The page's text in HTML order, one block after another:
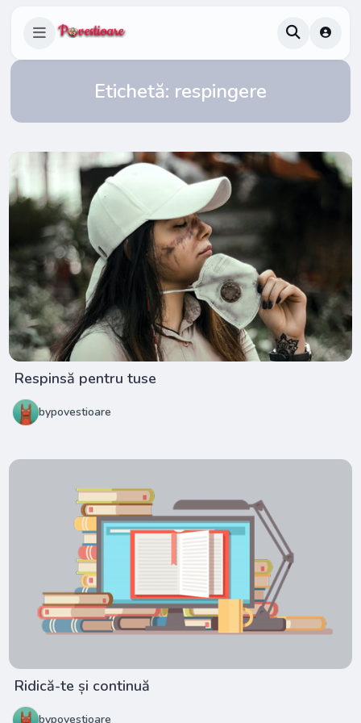
Etichetă: respingere
Respinsă pentru tuse
bypovestioare
Ridică-te și continuă
bypovestioare